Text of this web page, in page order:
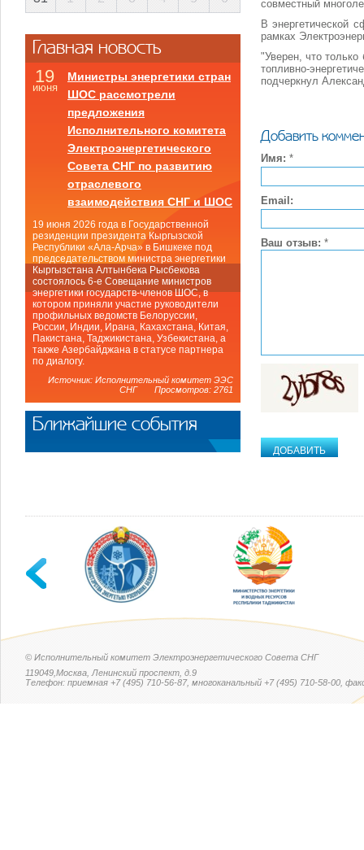
совместный
В энергетической
рамках
"Уверен, что
топливно-
подчеркнул
Добавить
Имя: *
Email:
Ваш отзыв: *
Главная новость
19
июня
Министры энергетики стран
ШОС рассмотрели
предложения
Исполнительного комитета
Электроэнергетического
Совета СНГ по развитию
отраслевого
взаимодействия СНГ и ШОС
19 июня 2026 года в Государственной
резиденции президента Кыргызской
Республики «Ала-Арча» в Бишкеке под
председательством министра энергетики
Кыргызстана Алтынбека Рысбекова
состоялось 6-е Совещание министров
энергетики государств-членов ШОС, в
котором приняли участие руководители
профильных ведомств Белоруссии,
России, Индии, Ирана, Кахахстана, Китая,
Пакистана, Таджикистана, Узбекистана, а
также Азербайджана в статусе партнера
по диалогу.
Источник: Исполнительный комитет ЭЭС
СНГ Просмотров: 2761
Ближайшие события
© Исполнительный комитет Электроэнергетического Совета СНГ
119049,Москва, Ленинский проспект, д.9
Телефон: приемная +7 (495) 710-56-87, многоканальный +7 (495) 710-58-00,